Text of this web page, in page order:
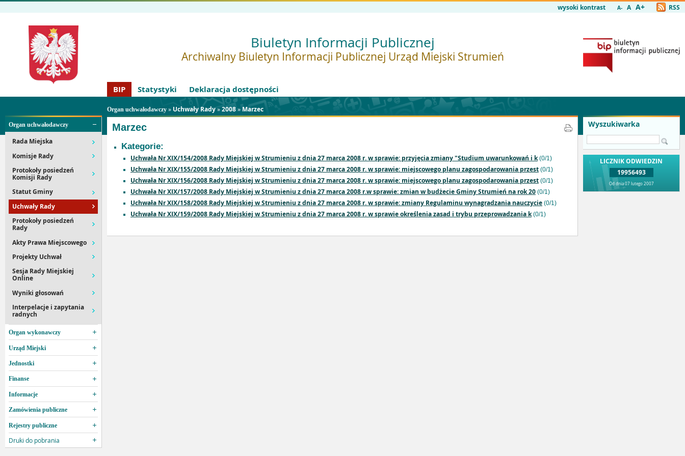
wysoki kontrast A- A A+ RSS
Biuletyn Informacji Publicznej
Archiwalny Biuletyn Informacji Publicznej Urząd Miejski Strumień
BIP Statystyki Deklaracja dostępności
Organ uchwałodawczy » Uchwały Rady»2008» Marzec
Organ uchwałodawczy
Rada Miejska
Komisje Rady
Protokoły posiedzeń
Komisji Rady
Statut Gminy
Uchwały Rady
Protokoły posiedzeń
Rady
Akty Prawa Miejscowego
Projekty Uchwał
Sesja Rady Miejskiej
Online
Wyniki głosowań
Interpelacje i zapytania
radnych
Organ wykonawczy
Urząd Miejski
Jednostki
Finanse
Informacje
Zamówienia publiczne
Rejestry publiczne
Druki do pobrania
Wyszukiwarka
LICZNIK ODWIEDZIN
19956493
Od dnia 07 lutego 2007
Marzec
Kategorie:
Uchwała Nr XIX/154/2008 Rady Miejskiej w Strumieniu z dnia 27 marca 2008 r. w sprawie: przyjęcia zmiany "Studium uwarunkowań i k(0/1)
Uchwała Nr XIX/155/2008 Rady Miejskiej w Strumieniu z dnia 27 marca 2008 r. w sprawie: miejscowego planu zagospodarowania przest (0/1)
Uchwała Nr XIX/156/2008 Rady Miejskiej w Strumieniu z dnia 27 marca 2008 r. w sprawie: miejscowego planu zagospodarowania przest (0/1)
Uchwała Nr XIX/157/2008 Rady Miejskiej w Strumieniu z dnia 27 marca 2008 r.w sprawie: zmian w budżecie Gminy Strumień na rok 20 (0/1)
Uchwała Nr XIX/158/2008 Rady Miejskiej w Strumieniu z dnia 27 marca 2008 r. w sprawie: zmiany Regulaminu wynagradzania nauczycie (0/1)
Uchwała Nr XIX/159/2008 Rady Miejskiej w Strumieniu z dnia 27 marca 2008 r. w sprawie określenia zasad i trybu przeprowadzania k(0/1)